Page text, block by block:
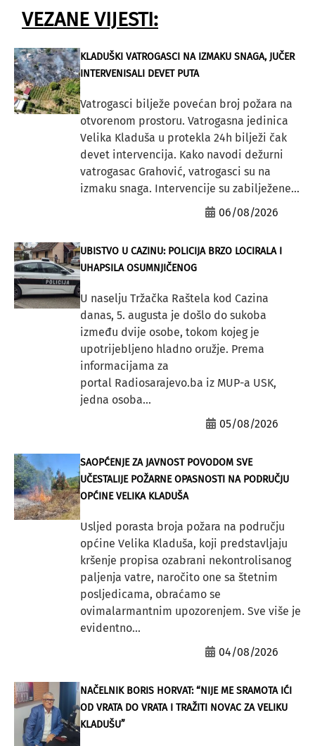
VEZANE VIJESTI:
KLADUŠKI VATROGASCI NA IZMAKU SNAGA, JUČER
INTERVENISALI DEVET PUTA
Vatrogasci bilježe povećan broj požara na
otvorenom prostoru. Vatrogasna jedinica
Velika Kladuša u protekla 24h bilježi čak
devet intervencija. Kako navodi dežurni
vatrogasac Grahović, vatrogasci su na
izmaku snaga. Intervencije su zabilježene...
06/08/2026
UBISTVO U CAZINU: POLICIJA BRZO LOCIRALA I
UHAPSILA OSUMNJIČENOG
U naselju Tržačka Raštela kod Cazina
danas, 5. augusta je došlo do sukoba
između dvije osobe, tokom kojeg je
upotrijebljeno hladno oružje. Prema
informacijama za
portal Radiosarajevo.ba iz MUP-a USK,
jedna osoba...
05/08/2026
SAOPĆENJE ZA JAVNOST POVODOM SVE
UČESTALIJE POŽARNE OPASNOSTI NA PODRUČJU
OPĆINE VELIKA KLADUŠA
Usljed porasta broja požara na području
općine Velika Kladuša, koji predstavljaju
kršenje propisa ozabrani nekontrolisanog
paljenja vatre, naročito one sa štetnim
posljedicama, obraćamo se
ovimalarmantnim upozorenjem. Sve više je
evidentno...
04/08/2026
NAČELNIK BORIS HORVAT: “NIJE ME SRAMOTA IĆI
OD VRATA DO VRATA I TRAŽITI NOVAC ZA VELIKU
KLADUŠU”